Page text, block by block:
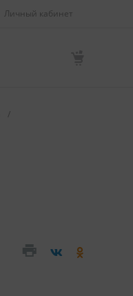
Личный кабинет
/